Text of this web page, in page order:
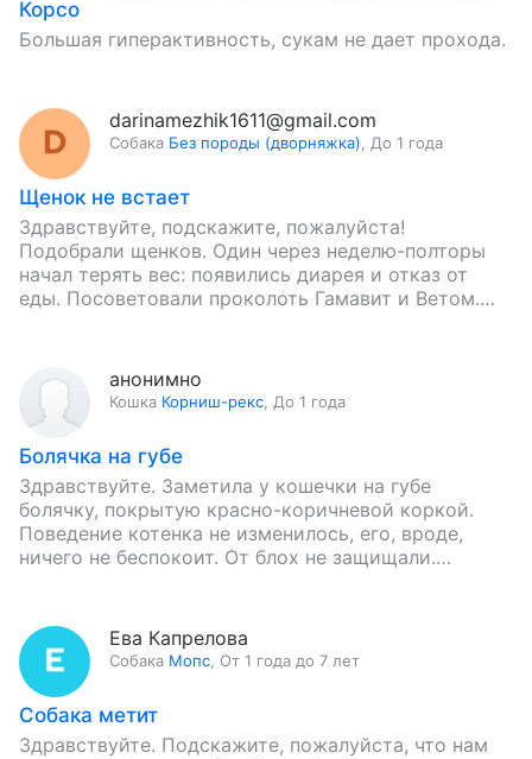
Корсо
Большая гиперактивность, сукам не дает прохода.
darinamezhik1611@gmail.com
Собака Без породы (дворняжка) До 1 года
Щенок не встает
Здравствуйте, подскажите, пожалуйста!
Подобрали щенков. Один через неделю-полторы
начал терять вес: появились диарея и отказ от
еды. Посоветовали проколоть Гамавит и Ветом.
анонимно
Кошка Корниш-рекс До 1 года
Болячка на губе
Здравствуйте. Заметила у кошечки на губе
болячку, покрытую красно-коричневой коркой.
Поведение котенка не изменилось, его, вроде,
ничего не беспокоит. От блох не защищали.
Ева Капрелова
Собака Мопс От 1 года до 7 лет
Собака метит
Здравствуйте. Подскажите, пожалуйста, что нам